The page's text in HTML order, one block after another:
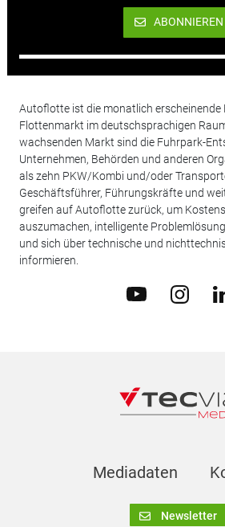
ABONNIEREN
Autoflotte ist die monatlich
Flottenmarkt im deutschsprachigen
wachsenden Markt sind die Fuhrpark-
Unternehmen, Behörden und anderen
als zehn PKW/Kombi und/oder
Geschäftsführer, Führungskräfte und
greifen auf Autoflotte zurück, um
auszumachen, intelligente
und sich über technische und
informieren.
Mediadaten
Newsletter